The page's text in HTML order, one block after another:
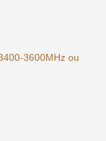
3600MHz ou